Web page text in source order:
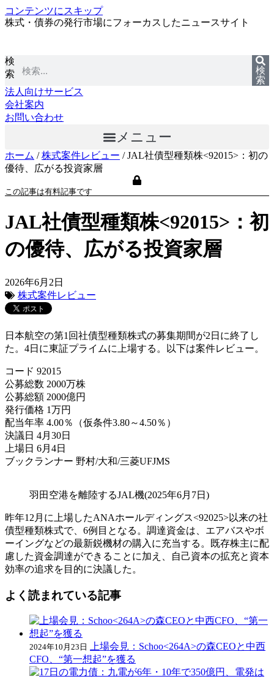
コンテンツにスキップ
株式・債券の発行市場にフォーカスしたニュースサイト
検
索
検
索
法人向けサービス
会社案内
お問い合わせ
メニュー
ホーム /株式案件レビュー /JAL社債型種類株<92015>：初の
優待、広がる投資家層
この記事は有料記事です
JAL社債型種類株<92015>：初
の優待、広がる投資家層
2026年6月2日
株式案件レビュー
日本航空の第1回社債型種類株式の募集期間が2日に終了し
た。4日に東証プライムに上場する。以下は案件レビュー。
コード 92015
公募総数 2000万株
公募総額 2000億円
発行価格 1万円
配当年率 4.00％（仮条件3.80～4.50％）
決議日 4月30日
上場日 6月4日
ブックランナー 野村/大和/三菱UFJMS
羽田空港を離陸するJAL機(2025年6月7日)
昨年12月に上場したANAホールディングス<92025>以来の社
債型種類株式で、6例目となる。調達資金は、エアバスやボ
ーイングなどの最新鋭機材の購入に充当する。既存株主に配
慮した資金調達ができることに加え、自己資本の拡充と資本
効率の追求を目的に決議した。
よく読まれている記事
2024年10月23日
上場会見：Schoo<264A>の森CEOと中西
CFO、“第一想起”を獲る